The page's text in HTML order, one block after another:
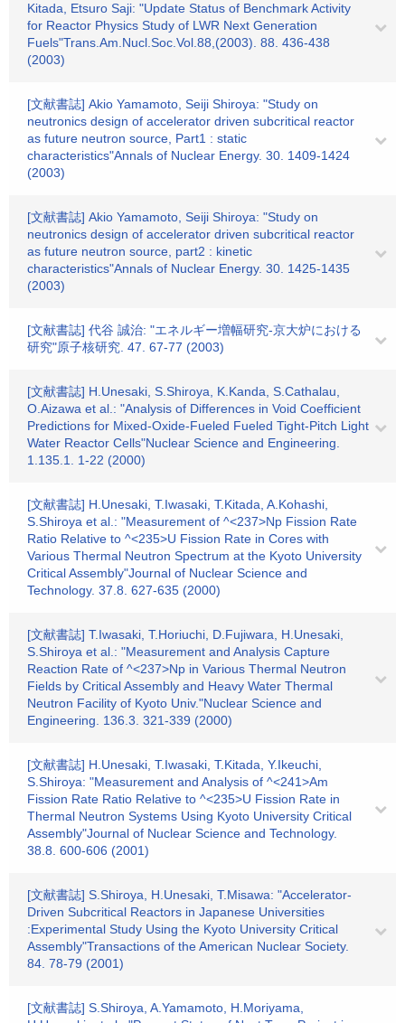
Kitada, Etsuro Saji: "Update Status of Benchmark Activity
for Reactor Physics Study of LWR Next Generation
Fuels"Trans.Am.Nucl.Soc.Vol.88,(2003). 88. 436-438
(2003)
[文献書誌] Akio Yamamoto, Seiji Shiroya: "Study on
neutronics design of accelerator driven subcritical reactor
as future neutron source, Part1 : static
characteristics"Annals of Nuclear Energy. 30. 1409-1424
(2003)
[文献書誌] Akio Yamamoto, Seiji Shiroya: "Study on
neutronics design of accelerator driven subcritical reactor
as future neutron source, part2 : kinetic
characteristics"Annals of Nuclear Energy. 30. 1425-1435
(2003)
[文献書誌] 代谷 誠治: "エネルギー増幅研究-京大炉における
研究"原子核研究. 47. 67-77 (2003)
[文献書誌] H.Unesaki, S.Shiroya, K.Kanda, S.Cathalau,
O.Aizawa et al.: "Analysis of Differences in Void Coefficient
Predictions for Mixed-Oxide-Fueled Fueled Tight-Pitch Light
Water Reactor Cells"Nuclear Science and Engineering.
1.135.1. 1-22 (2000)
[文献書誌] H.Unesaki, T.Iwasaki, T.Kitada, A.Kohashi,
S.Shiroya et al.: "Measurement of ^<237>Np Fission Rate
Ratio Relative to ^<235>U Fission Rate in Cores with
Various Thermal Neutron Spectrum at the Kyoto University
Critical Assembly"Journal of Nuclear Science and
Technology. 37.8. 627-635 (2000)
[文献書誌] T.Iwasaki, T.Horiuchi, D.Fujiwara, H.Unesaki,
S.Shiroya et al.: "Measurement and Analysis Capture
Reaction Rate of ^<237>Np in Various Thermal Neutron
Fields by Critical Assembly and Heavy Water Thermal
Neutron Facility of Kyoto Univ."Nuclear Science and
Engineering. 136.3. 321-339 (2000)
[文献書誌] H.Unesaki, T.Iwasaki, T.Kitada, Y.Ikeuchi,
S.Shiroya: "Measurement and Analysis of ^<241>Am
Fission Rate Ratio Relative to ^<235>U Fission Rate in
Thermal Neutron Systems Using Kyoto University Critical
Assembly"Journal of Nuclear Science and Technology.
38.8. 600-606 (2001)
[文献書誌] S.Shiroya, H.Unesaki, T.Misawa: "Accelerator-
Driven Subcritical Reactors in Japanese Universities
:Experimental Study Using the Kyoto University Critical
Assembly"Transactions of the American Nuclear Society.
84. 78-79 (2001)
[文献書誌] S.Shiroya, A.Yamamoto, H.Moriyama,